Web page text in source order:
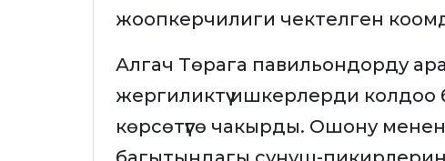
жоопкерчилиги чектелген
Алгач Төрага павильондорду
жергиликтүү ишкерлерди
көрсөтүүгө чакырды. Ошону менен